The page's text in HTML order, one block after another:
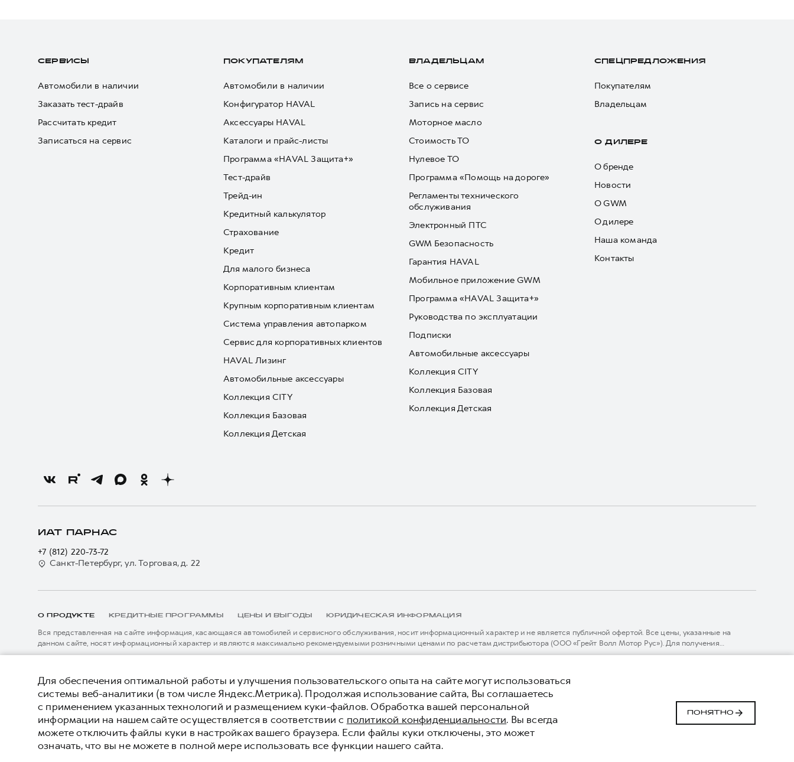
СЕРВИСЫ
Автомобили в наличии
Заказать тест-драйв
Рассчитать кредит
Записаться на сервис
ПОКУПАТЕЛЯМ
Автомобили в наличии
Конфигуратор HAVAL
Аксессуары HAVAL
Каталоги и прайс-листы
Программа «HAVAL Защита+»
Тест-драйв
Трейд-ин
Кредитный калькулятор
Страхование
Кредит
Для малого бизнеса
Корпоративным клиентам
Крупным корпоративным клиентам
Система управления автопарком
Сервис для корпоративных клиентов
HAVAL Лизинг
Автомобильные аксессуары
Коллекция CITY
Коллекция Базовая
Коллекция Детская
ВЛАДЕЛЬЦАМ
Все о сервисе
Запись на сервис
Моторное масло
Стоимость ТО
Нулевое ТО
Программа «Помощь на дороге»
Регламенты технического
обслуживания
Электронный ПТС
GWM Безопасность
Гарантия HAVAL
Мобильное приложение GWM
Программа «HAVAL Защита+»
Руководства по эксплуатации
Подписки
Автомобильные аксессуары
Коллекция CITY
Коллекция Базовая
Коллекция Детская
СПЕЦПРЕДЛОЖЕНИЯ
Покупателям
Владельцам
О ДИЛЕРЕ
О бренде
Новости
О GWM
О дилере
Наша команда
Контакты
ИАТ ПАРНАС
+7 (812) 220-73-72
Санкт-Петербург, ул. Торговая, д. 22
О ПРОДУКТЕ КРЕДИТНЫЕ ПРОГРАММЫ ЦЕНЫ И ВЫГОДЫ ЮРИДИЧЕСКАЯ ИНФОРМАЦИЯ
Вся представленная на сайте информация, касающаяся автомобилей и сервисного обслуживания, носит информационный характер и не является публичной офертой. Все цены, указанные на
данном сайте, носят информационный характер и являются максимально рекомендуемыми розничными ценами по расчетам дистрибьютора (ООО «Грейт Волл Мотор Рус»). Для получения
подробной информации просьба обращаться к ближайшему официальному дилеру ООО «Грейт Волл Мотор Рус» либо по телефону Горячей линии 8 (800) 511-59-86, либо на сайте. Опубликованная на
*5 лет поддержки включают 3 года гарантии и 2 года дополнительной сервисной поддержки. Информация в данном разделе носит ознакомительный характер. При наличии расхождений в условиях,
описанных в сервисной книжке владельца автомобиля и на данной странице, приоритет отдается сведениям, указанным в сервисной книжке. ООО «Грейт Волл Мотор Рус» оставляет за собой право
внесения изменений в гарантийную политику без предварительного уведомления.
© 2026 ООО «Грейт Волл Мотор Рус»
© 2026 «ИАТ Парнас»
Политика конфиденциальности Юридическая информация Сделано в ПЕРКС
Для обеспечения оптимальной работы и улучшения пользовательского опыта на сайте могут использоваться
системы веб-аналитики (в том числе Яндекс.Метрика). Продолжая использование сайта, Вы соглашаетесь
с применением указанных технологий и размещением куки-файлов. Обработка вашей персональной
информации на нашем сайте осуществляется в соответствии с политикой конфиденциальности. Вы всегда
можете отключить файлы куки в настройках вашего браузера. Если файлы куки отключены, это может
означать, что вы не можете в полной мере использовать все функции нашего сайта.
ПОНЯТНО